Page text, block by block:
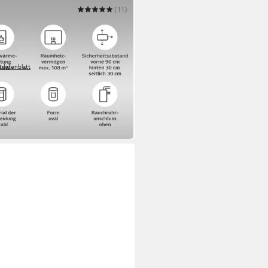
»MAIA Stahl«, Exklusiv,
bis ins Wohnzimmer
Nennwärmeleistung
max. Raumheizvermögen
(11)
in 2 Wochen